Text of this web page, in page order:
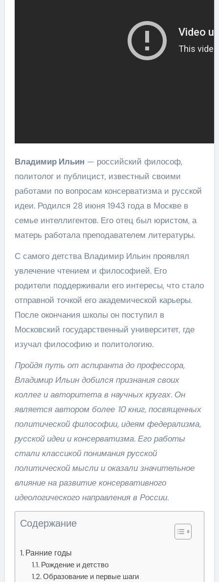
Владимир Ильин — российский философ,
политолог и публицист, известный своими
работами по вопросам консерватизма и русской
идеи. Родился 28 июня 1943 года в Москве в
семье интеллигентов. Его отец был юристом, а
матерь работала преподавателем литературы.
С самого детства Владимир Ильин проявлял
увлечение чтением и философией. Его
родители поддерживали его интересы, что стало
отправной точкой его академической карьеры.
После окончания школы он поступил в
Московский государственный университет, где
изучал философию и политологию.
Пройдя путь от аспиранта до профессора,
Владимир Ильин добился признания своих
коллег и авторитета в научных кругах. Он
является автором более 10 книг, посвященных
политической философии, идеям федерализма,
русской идеи и консерватизма. Его работы
стали классикой понимания русской
политической мысли и оказали значительное
влияние на развитие консервативного
идеологического направления в России.
Содержание
Ранние годы
Рождение и детство
Образование и первые шаги